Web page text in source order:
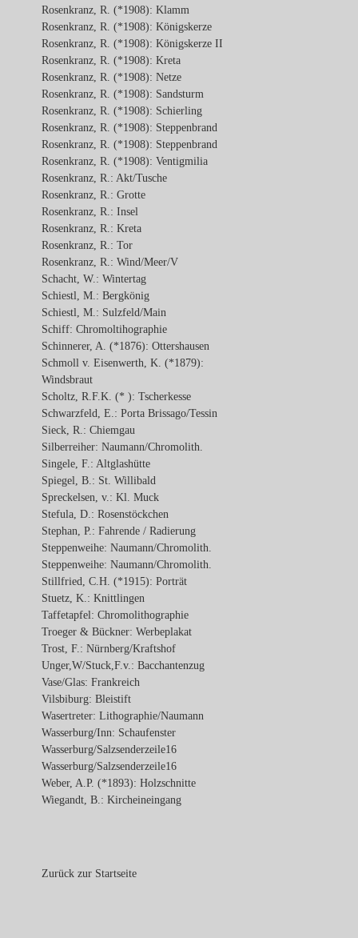
Rosenkranz, R. (*1908): Klamm
Rosenkranz, R. (*1908): Königskerze
Rosenkranz, R. (*1908): Königskerze II
Rosenkranz, R. (*1908): Kreta
Rosenkranz, R. (*1908): Netze
Rosenkranz, R. (*1908): Sandsturm
Rosenkranz, R. (*1908): Schierling
Rosenkranz, R. (*1908): Steppenbrand
Rosenkranz, R. (*1908): Steppenbrand
Rosenkranz, R. (*1908): Ventigmilia
Rosenkranz, R.: Akt/Tusche
Rosenkranz, R.: Grotte
Rosenkranz, R.: Insel
Rosenkranz, R.: Kreta
Rosenkranz, R.: Tor
Rosenkranz, R.: Wind/Meer/V
Schacht, W.: Wintertag
Schiestl, M.: Bergkönig
Schiestl, M.: Sulzfeld/Main
Schiff: Chromoltihographie
Schinnerer, A. (*1876): Ottershausen
Schmoll v. Eisenwerth, K. (*1879):
Windsbraut
Scholtz, R.F.K. (* ): Tscherkesse
Schwarzfeld, E.: Porta Brissago/Tessin
Sieck, R.: Chiemgau
Silberreiher: Naumann/Chromolith.
Singele, F.: Altglashütte
Spiegel, B.: St. Willibald
Spreckelsen, v.: Kl. Muck
Stefula, D.: Rosenstöckchen
Stephan, P.: Fahrende / Radierung
Steppenweihe: Naumann/Chromolith.
Steppenweihe: Naumann/Chromolith.
Stillfried, C.H. (*1915): Porträt
Stuetz, K.: Knittlingen
Taffetapfel: Chromolithographie
Troeger & Bückner: Werbeplakat
Trost, F.: Nürnberg/Kraftshof
Unger,W/Stuck,F.v.: Bacchantenzug
Vase/Glas: Frankreich
Vilsbiburg: Bleistift
Wasertreter: Lithographie/Naumann
Wasserburg/Inn: Schaufenster
Wasserburg/Salzsenderzeile16
Wasserburg/Salzsenderzeile16
Weber, A.P. (*1893): Holzschnitte
Wiegandt, B.: Kircheineingang
Zurück zur Startseite